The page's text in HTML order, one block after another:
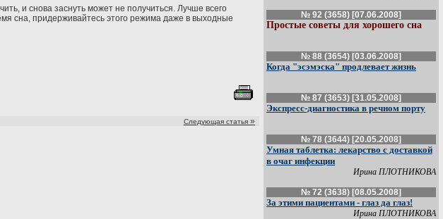
и снова заснуть может не получиться. Лучше всего
сна, придерживайтесь этого режима даже в выходные
Следующая статья »
№ 92 (3658) [07.06.2008]
Простые советы для хорошего сна
№ 88 (3654) [03.06.2008]
Когда "эсэмэска" продлевает жизнь
№ 87 (3653) [31.05.2008]
Экспресс-диагностика в речном порту
№ 78 (3644) [20.05.2008]
Умная таблетка: лекарство с доставкой
в очаг инфекции
Ирина ПЛОТНИКОВА
№ 72 (3638) [08.05.2008]
За этими пациентами - глаз да глаз!
Ирина ПЛОТНИКОВА